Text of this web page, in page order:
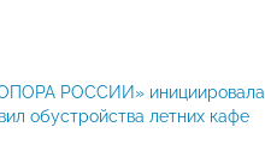
РОССИИ» инициировала
обустройства летних кафе